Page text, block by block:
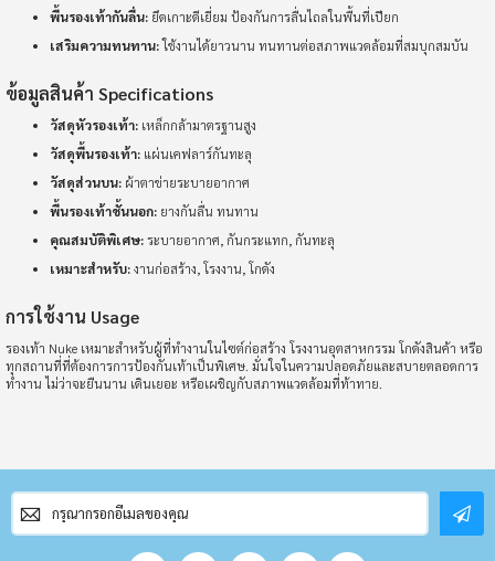
พื้นรองเท้ากันลื่น: ยึดเกาะดีเยี่ยม ป้องกันการลื่นไถลในพื้นที่เปียก
เสริมความทนทาน:ใช้งานได้ยาวนาน ทนทานต่อสภาพแวดล้อมที่สมบุกสมบัน
ข้อมูลสินค้า Specifications
วัสดุหัวรองเท้า: เหล็กกล้ามาตรฐานสูง
วัสดุพื้นรองเท้า: แผ่นเคฟลาร์กันทะลุ
วัสดุส่วนบน: ผ้าตาข่ายระบายอากาศ
พื้นรองเท้าชั้นนอก: ยางกันลื่น ทนทาน
คุณสมบัติพิเศษ:ระบายอากาศ, กันกระแทก, กันทะลุ
เหมาะสำหรับ:งานก่อสร้าง, โรงงาน, โกดัง
การใช้งาน Usage
รองเท้า Nuke เหมาะสำหรับผู้ที่ทำงานในไซต์ก่อสร้าง โรงงานอุตสาหกรรม โกดังสินค้า หรือ
ทุกสถานที่ที่ต้องการการป้องกันเท้าเป็นพิเศษ. มั่นใจในความปลอดภัยและสบายตลอดการ
ทำงาน ไม่ว่าจะยืนนาน เดินเยอะ หรือเผชิญกับสภาพแวดล้อมที่ท้าทาย.
สมัคร
สมาชิก
จดหมาย